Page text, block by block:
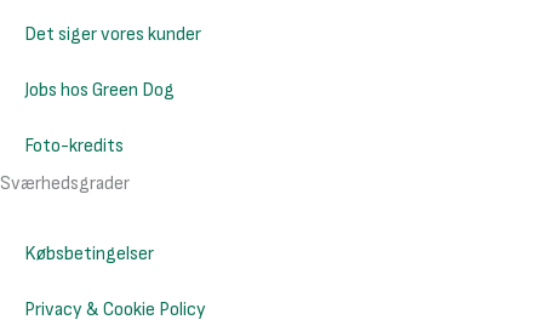
e
b
o
k
-
f
a
g
a
m
a
d
v
Det siger vores kunder
Jobs hos Green Dog
Foto-kredits
Sværhedsgrader
Købsbetingelser
Privacy & Cookie Policy